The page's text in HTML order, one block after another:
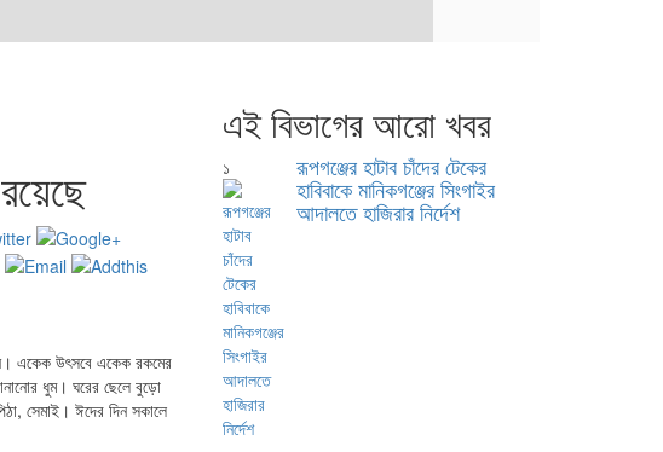
একেক উৎসবে একেক রকমের
ধুম। ঘরের ছেলে বুড়ো
সেমাই। ঈদের দিন সকালে
এই বিভাগের আরো খবর
১ রূপগঞ্জের হাটাব চাঁদের টেকের
হাবিবাকে মানিকগঞ্জের সিংগাইর
আদালতে হাজিরার নির্দেশ